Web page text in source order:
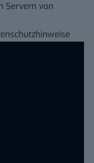
Servern von